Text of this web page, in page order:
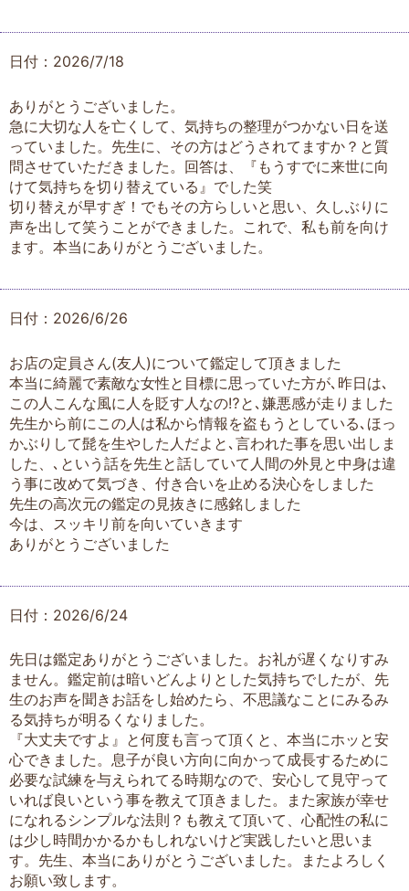
日付：2026/7/18
ありがとうございました。
急に大切な人を亡くして、気持ちの整理がつかない日を送
っていました。先生に、その方はどうされてますか？と質
問させていただきました。回答は、『もうすでに来世に向
けて気持ちを切り替えている』でした笑
切り替えが早すぎ！でもその方らしいと思い、久しぶりに
声を出して笑うことができました。これで、私も前を向け
ます。本当にありがとうございました。
日付：2026/6/26
お店の定員さん(友人)について鑑定して頂きました
本当に綺麗で素敵な女性と目標に思っていた方が､昨日は､
この人こんな風に人を貶す人なの⁉︎と､嫌悪感が走りました
先生から前にこの人は私から情報を盗もうとしている､ほっ
かぶりして髭を生やした人だよと､言われた事を思い出しま
した、､という話を先生と話していて人間の外見と中身は違
う事に改めて気づき、付き合いを止める決心をしました
先生の高次元の鑑定の見抜きに感銘しました
今は、スッキリ前を向いていきます
ありがとうございました
日付：2026/6/24
先日は鑑定ありがとうございました。お礼が遅くなりすみ
ません。鑑定前は暗いどんよりとした気持ちでしたが、先
生のお声を聞きお話をし始めたら、不思議なことにみるみ
る気持ちが明るくなりました。
『大丈夫ですよ』と何度も言って頂くと、本当にホッと安
心できました。息子が良い方向に向かって成長するために
必要な試練を与えられてる時期なので、安心して見守って
いれば良いという事を教えて頂きました。また家族が幸せ
になれるシンプルな法則？も教えて頂いて、心配性の私に
は少し時間かかるかもしれないけど実践したいと思いま
す。先生、本当にありがとうございました。またよろしく
お願い致します。